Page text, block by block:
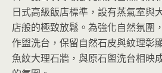
日式高級飯店標準，設有蒸氣室與
店般的極致放鬆。為強化自然氛圍
作盥洗台，保留自然石皮與紋理彰
魚紋大理石牆，與原石盥洗台相映